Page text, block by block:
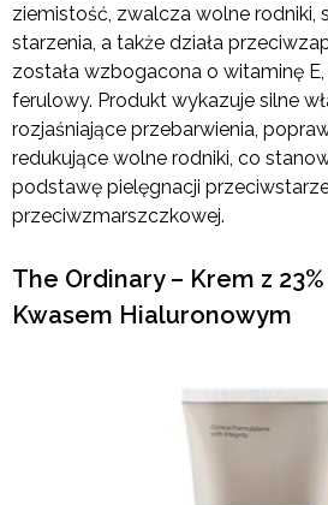
ziemistość, zwalcza wolne rodniki,
starzenia, a także działa
została wzbogacona o witaminę
ferulowy. Produkt wykazuje silne
rozjaśniające przebarwienia,
redukujące wolne rodniki, co
podstawę pielęgnacji
przeciwzmarszczkowej.
The Ordinary – Krem z
Kwasem Hialuronowym